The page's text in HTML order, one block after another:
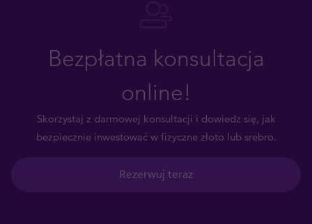
Bezpłatna konsultacja
online!
Skorzystaj z darmowej konsultacji i dowiedz się, jak
bezpiecznie inwestować w fizyczne złoto lub srebro.
Rezerwuj teraz